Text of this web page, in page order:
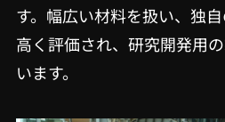
す。幅広い材料を扱い、独
高く評価され、研究開発用
います。